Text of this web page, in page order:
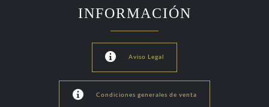
INFORMACIÓN
 Aviso Legal
 Condiciones generales de venta